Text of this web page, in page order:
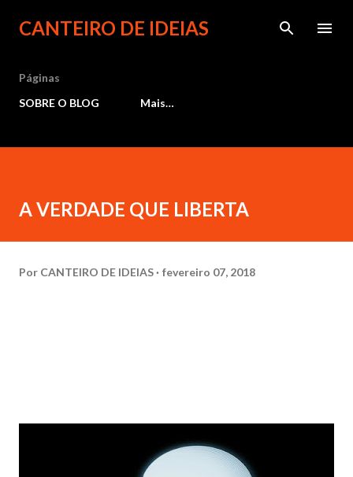
Pular para o conteúdo principal
CANTEIRO DE IDEIAS
Páginas
SOBRE O BLOG
Mais…
A VERDADE QUE LIBERTA
Por CANTEIRO DE IDEIAS fevereiro 07, 2018